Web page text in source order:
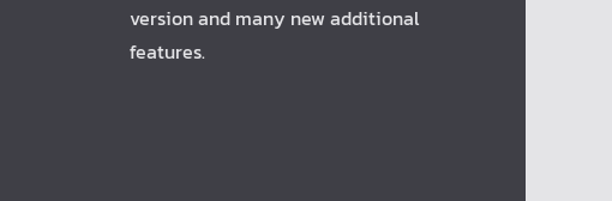
version and many new additional
features.